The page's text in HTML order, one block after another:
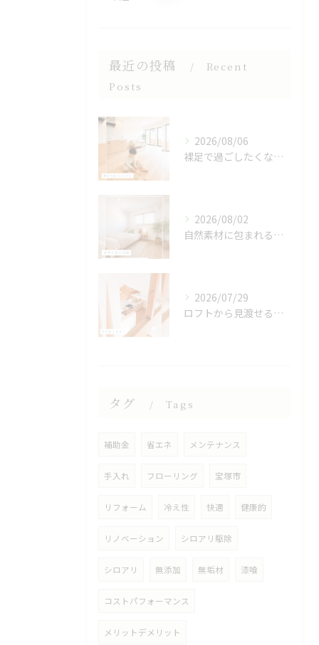
最近の投稿
Recent
Posts
2026/08/06
裸足で過ごしたくなる、木のぬくもりを感じる床🌿
2026/08/02
自然素材に包まれる、心地よい寝室🌿
2026/07/29
ロフトから見渡せる、開放的なキッチン🌿
タグ Tags
補助金 省エネ メンテナンス
手入れ フローリング 宝塚市
リフォーム 冷え性 快適 健康的
リノベーション シロアリ駆除
シロアリ 無添加 無垢材 漆喰
コストパフォーマンス
メリットデメリット